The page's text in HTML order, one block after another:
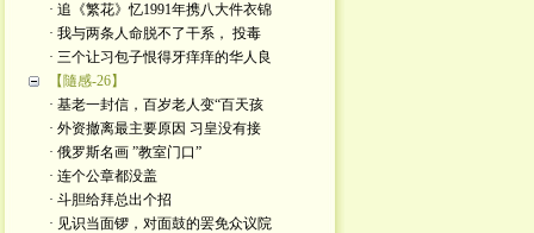
· 追《繁花》忆1991年携八大件衣锦
· 我与两条人命脱不了干系， 投毒
· 三个让习包子恨得牙痒痒的华人良
【隨感-26】
· 基老一封信，百岁老人变“百天孩
· 外资撤离最主要原因 习皇没有接
· 俄罗斯名画 ”教室门口”
· 连个公章都没盖
· 斗胆给拜总出个招
· 见识当面锣，对面鼓的罢免众议院